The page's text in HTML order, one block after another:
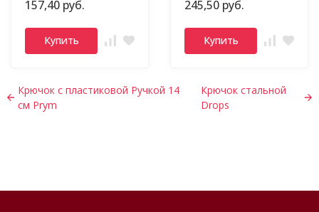
157,40 руб.
Купить
245,50 руб.
Купить
Крючок с пластиковой Ручкой 14
см Prym
Крючок стальной
Drops